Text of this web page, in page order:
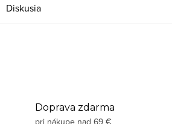
Diskusia
Doprava zdarma
pri nákupe nad 69 €